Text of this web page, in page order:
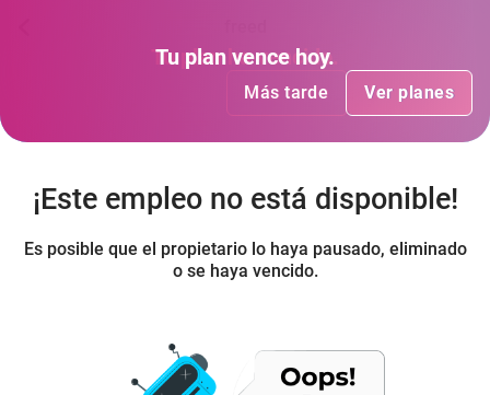
Tu plan ha vencido.
Más tarde Ver planes
Tu plan vence hoy.
Más tarde Ver planes
¡Este empleo no está disponible!
Es posible que el propietario lo haya pausado, eliminado
o se haya vencido.